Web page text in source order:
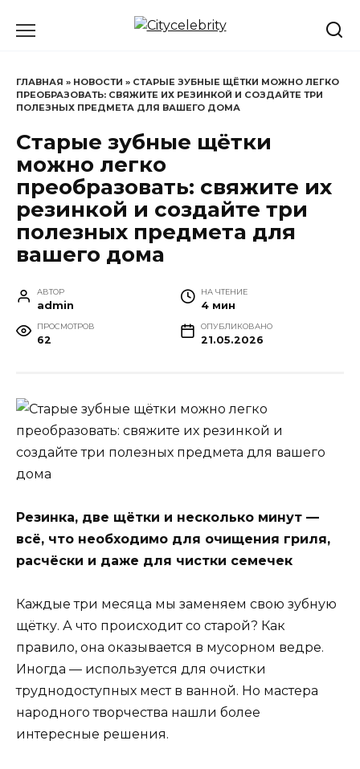
ГЛАВНАЯ » НОВОСТИ » СТАРЫЕ ЗУБНЫЕ ЩЁТКИ МОЖНО ЛЕГКО
ПРЕОБРАЗОВАТЬ: СВЯЖИТЕ ИХ РЕЗИНКОЙ И СОЗДАЙТЕ ТРИ
ПОЛЕЗНЫХ ПРЕДМЕТА ДЛЯ ВАШЕГО ДОМА
Старые зубные щётки
можно легко
преобразовать: свяжите их
резинкой и создайте три
полезных предмета для
вашего дома
АВТОР
admin
НА ЧТЕНИЕ
4 мин
ПРОСМОТРОВ
62
ОПУБЛИКОВАНО
21.05.2026
Резинка, две щётки и несколько минут —
всё, что необходимо для очищения гриля,
расчёски и даже для чистки семечек
Каждые три месяца мы заменяем свою зубную
щётку. А что происходит со старой? Как
правило, она оказывается в мусорном ведре.
Иногда — используется для очистки
труднодоступных мест в ванной. Но мастера
народного творчества нашли более
интересные решения.